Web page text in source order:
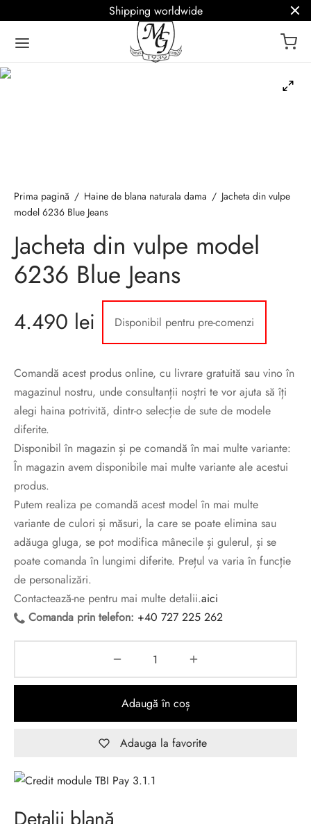
Shipping worldwide
Prima pagină / Haine de blana naturala dama / Jacheta din vulpe
model 6236 Blue Jeans
Jacheta din vulpe model
6236 Blue Jeans
4.490 lei Disponibil pentru pre-comenzi
Comandă acest produs online, cu livrare gratuită sau vino în
magazinul nostru, unde consultanții noștri te vor ajuta să îți
alegi haina potrivită, dintr-o selecție de sute de modele
diferite.
Disponibil în magazin și pe comandă în mai multe variante:
În magazin avem disponibile mai multe variante ale acestui
produs.
Putem realiza pe comandă acest model în mai multe
variante de culori și măsuri, la care se poate elimina sau
adăuga gluga, se pot modifica mânecile și gulerul, și se
poate comanda în lungimi diferite. Prețul va varia în funcție
de personalizări.
Contactează-ne pentru mai multe detalii.aici
Comanda prin telefon: +40 727 225 262
Adaugă în coș
Adauga la favorite
de blana naturala
de blana
/ Etole de blana
de blana
/ Haine la comanda
haine de blana
haine de blana
blanuri (Fur SPA)
termeni blanarie